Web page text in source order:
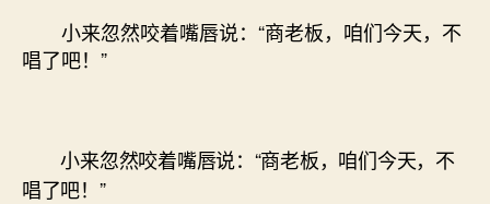
小来忽然咬着嘴唇说：“商老板，咱们今天，不
唱了吧！”
小来忽然咬着嘴唇说：“商老板，咱们今天，不
唱了吧！”